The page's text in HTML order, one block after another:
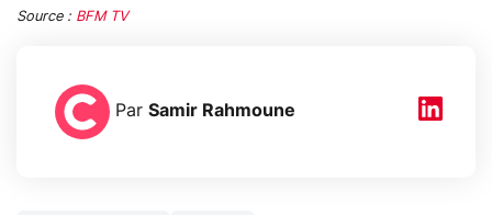
Source : BFM TV
Par Samir Rahmoune